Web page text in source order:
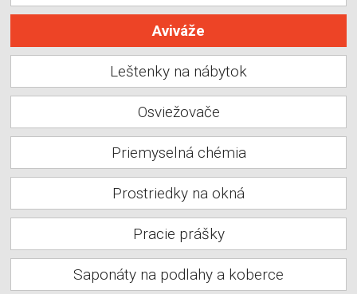
Aviváže
Leštenky na nábytok
Osviežovače
Priemyselná chémia
Prostriedky na okná
Pracie prášky
Saponáty na podlahy a koberce